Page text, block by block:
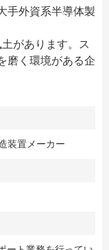
手外資系半導体製
があります。ス
磨く環境がある企
装置メーカー